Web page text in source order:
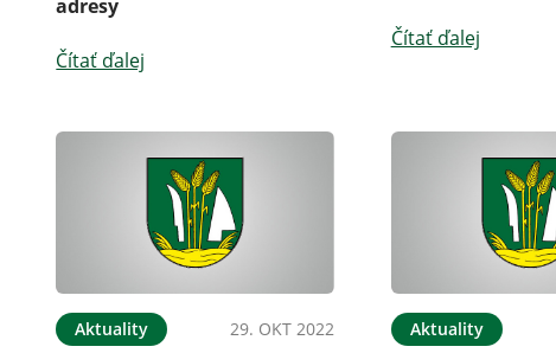
adresy
Čítať ďalej
Čítať ďalej
Aktuality 29. OKT 2022 Aktuality